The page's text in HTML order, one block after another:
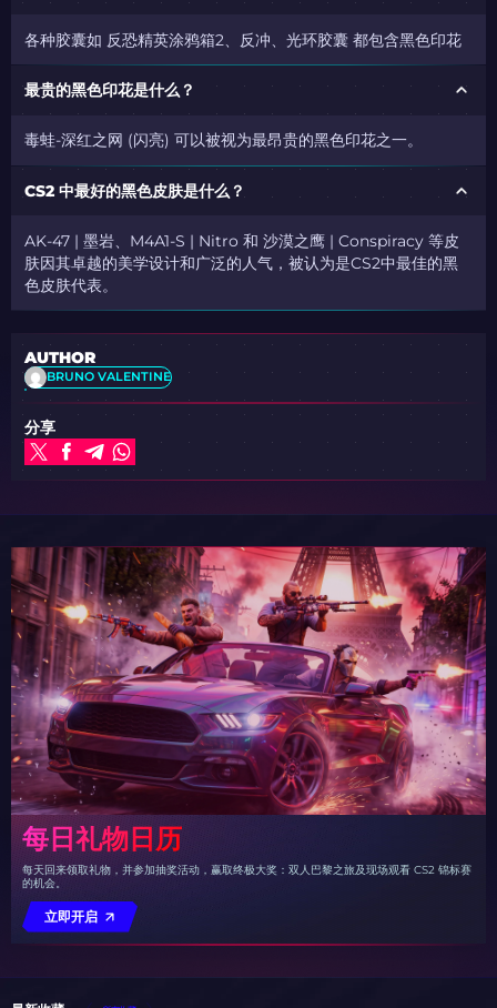
各种胶囊如 反恐精英涂鸦箱2、反冲、光环胶囊 都包含黑色印花
最贵的黑色印花是什么？
毒蛙-深红之网 (闪亮) 可以被视为最昂贵的黑色印花之一。
CS2 中最好的黑色皮肤是什么？
AK-47 | 墨岩、M4A1-S | Nitro 和 沙漠之鹰 | Conspiracy 等皮
肤因其卓越的美学设计和广泛的人气，被认为是CS2中最佳的黑
色皮肤代表。
AUTHOR
BRUNO VALENTINE
分享
每日礼物日历
每天回来领取礼物，并参加抽奖活动，赢取终极大奖：双人巴黎之旅及现场观看 CS2 锦标赛
的机会。
立即开启